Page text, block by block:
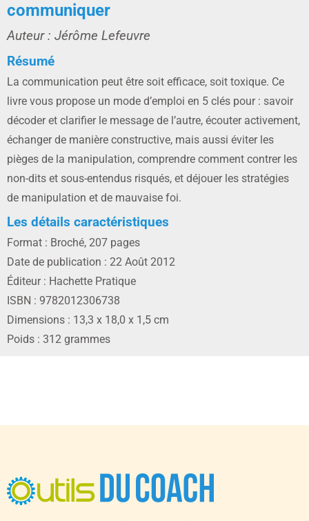
communiquer
Auteur : Jérôme Lefeuvre
Résumé
La communication peut être soit efficace, soit toxique. Ce
livre vous propose un mode d’emploi en 5 clés pour : savoir
décoder et clarifier le message de l’autre, écouter activement,
échanger de manière constructive, mais aussi éviter les
pièges de la manipulation, comprendre comment contrer les
non-dits et sous-entendus risqués, et déjouer les stratégies
de manipulation et de mauvaise foi.
Les détails caractéristiques
Format : Broché, 207 pages
Date de publication : 22 Août 2012
Éditeur : Hachette Pratique
ISBN : 9782012306738
Dimensions : 13,3 x 18,0 x 1,5 cm
Poids : 312 grammes